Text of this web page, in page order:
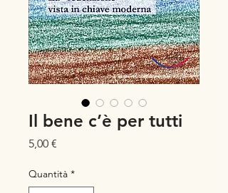
Il bene c’è per tutti
5,00 €
Quantità *